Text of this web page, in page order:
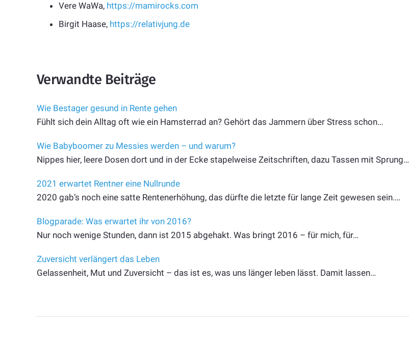
Vere WaWa, https://mamirocks.com
Birgit Haase, https://relativjung.de
Verwandte Beiträge
Wie Bestager gesund in Rente gehen
Fühlt sich dein Alltag oft wie ein Hamsterrad an? Gehört das Jammern über Stress schon…
Wie Babyboomer zu Messies werden – und warum?
Nippes hier, leere Dosen dort und in der Ecke stapelweise Zeitschriften, dazu Tassen mit Sprung…
2021 erwartet Rentner eine Nullrunde
2020 gab’s noch eine satte Rentenerhöhung, das dürfte die letzte für lange Zeit gewesen sein.…
Blogparade: Was erwartet ihr von 2016?
Nur noch wenige Stunden, dann ist 2015 abgehakt. Was bringt 2016 – für mich, für…
Zuversicht verlängert das Leben
Gelassenheit, Mut und Zuversicht – das ist es, was uns länger leben lässt. Damit lassen…